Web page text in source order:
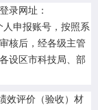
录网址：
人申报账号，按照系
核后，经各级主管
设区市科技局、部
效评价（验收）材